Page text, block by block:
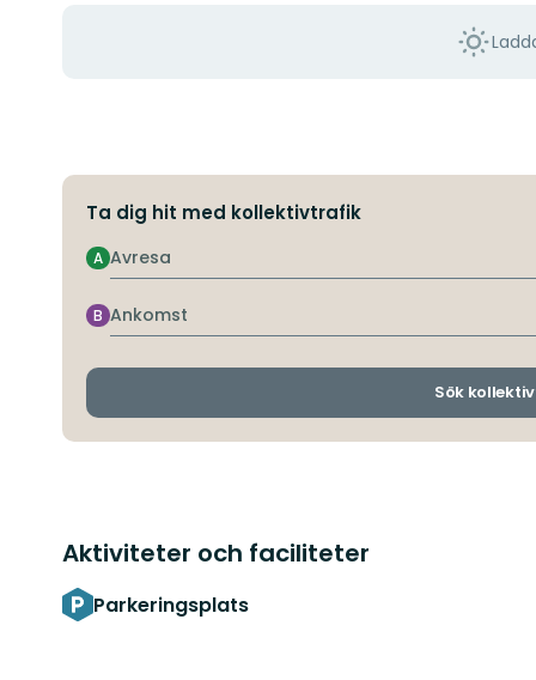
Ta dig hit med kollektivtrafik
Avresa
A
Ankomst
B
Sök
Aktiviteter och faciliteter
Parkeringsplats